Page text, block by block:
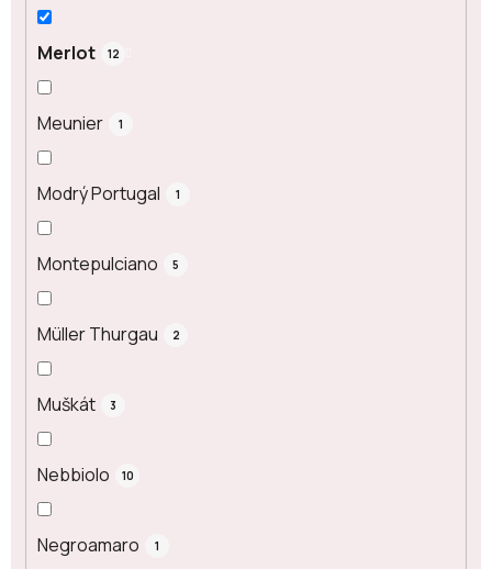
Merlot 12
Meunier 1
Modrý Portugal 1
Montepulciano 5
Müller Thurgau 2
Muškát 3
Nebbiolo 10
Negroamaro 1